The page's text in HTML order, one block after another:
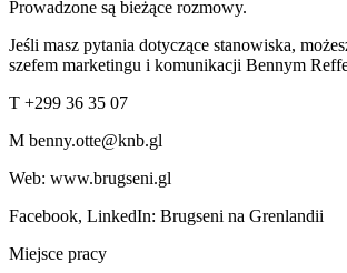
Prowadzone są bieżące rozmowy.
Jeśli masz pytania dotyczące stanowiska,
szefem marketingu i komunikacji Bennym
T +299 36 35 07
M benny.otte@knb.gl
Web: www.brugseni.gl
Facebook, LinkedIn: Brugseni na Grenlandii
Miejsce pracy